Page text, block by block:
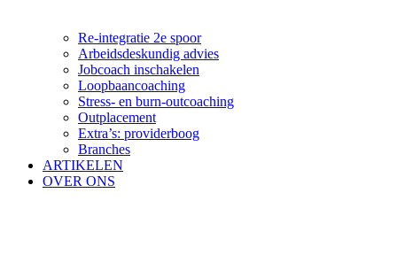
Re-integratie 2e spoor
Arbeidsdeskundig advies
Jobcoach inschakelen
Loopbaancoaching
Stress- en burn-outcoaching
Outplacement
Extra’s: providerboog
Branches
ARTIKELEN
OVER ONS